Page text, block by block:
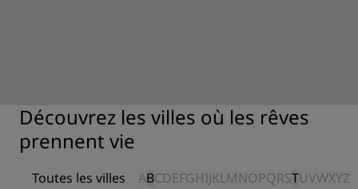
Découvrez les villes où les rêves
prennent vie
Toutes les villes ABCDEFGHIJKLMNOPQRSTUVWXYZ